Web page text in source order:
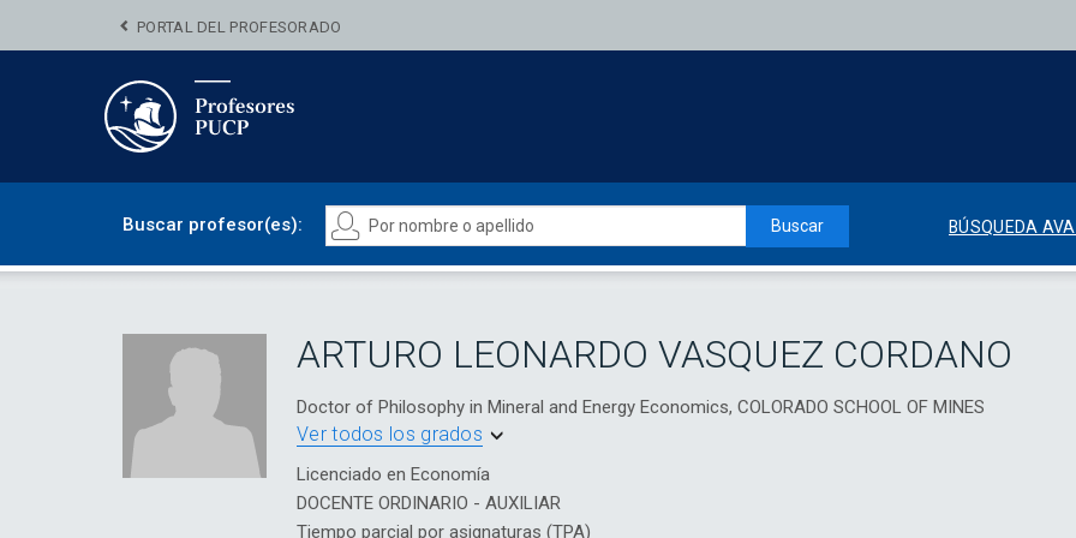
PORTAL DEL PROFESORADO
Buscar profesor(es): Buscar BÚSQUEDA
ARTURO LEONARDO VASQUEZ CORDANO
Doctor of Philosophy in Mineral and Energy Economics, COLORADO SCHOOL OF MINES
Ver todos los grados
Licenciado en Economía
DOCENTE ORDINARIO - AUXILIAR
Tiempo parcial por asignaturas (TPA)